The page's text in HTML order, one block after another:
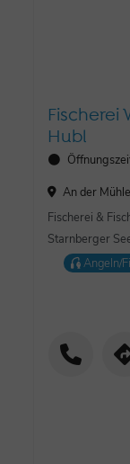
Fischerei
Hubl
An der
Fischerei &
Starnberger
Angeln/